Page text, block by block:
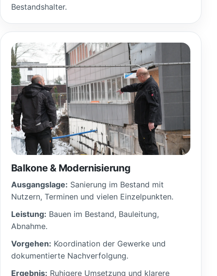
Bestandshalter.
Balkone & Modernisierung
Ausgangslage: Sanierung im Bestand mit
Nutzern, Terminen und vielen Einzelpunkten.
Leistung: Bauen im Bestand, Bauleitung,
Abnahme.
Vorgehen: Koordination der Gewerke und
dokumentierte Nachverfolgung.
Ergebnis: Ruhigere Umsetzung und klarere